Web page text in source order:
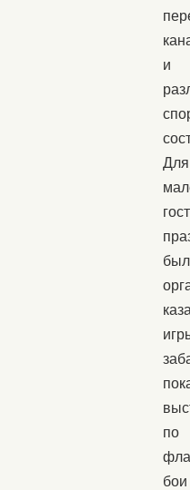
и
Для
по
бои